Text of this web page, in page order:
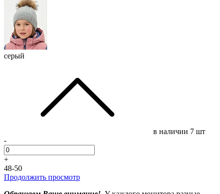
серый
в наличии 7 шт
-
+
48-50
Продолжить просмотр